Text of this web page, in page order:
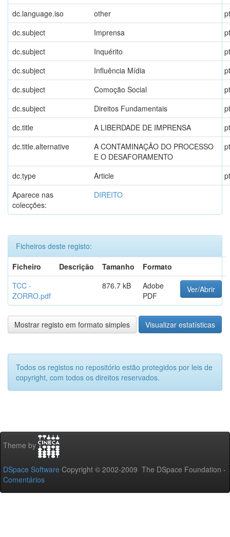
dc.language.iso other
dc.subject
Imprensa
dc.subject
Inquérito
dc.subject
Influência Mídia
dc.subject
Comoção Social
dc.subject
Direitos Fundamentais
dc.title
A LIBERDADE DE IMPRENSA
dc.title.alternative
A CONTAMINAÇÃO DO PROCESSO
E O DESAFORAMENTO
dc.type Article
Aparece nas
colecções:
DIREITO
Ficheiros deste registo:
Ficheiro
Descrição Tamanho
Formato
TCC -
ZORRO.pdf
876.7 kB
Adobe
PDF
Ver/Abrir
Mostrar registo em formato simples Visualizar estatísticas
Todos os registos no repositório estão protegidos por leis de
copyright, com todos os direitos reservados.
Theme by
DSpace Software Copyright © 2002-2009 The DSpace Foundation -
Comentários